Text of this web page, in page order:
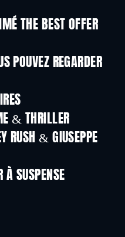
THE BEST OFFER
POUVEZ REGARDER
& THRILLER
RUSH & GIUSEPPE
À SUSPENSE